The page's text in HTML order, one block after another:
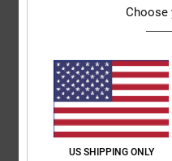
malla técnica de
poliéster con propiedades
Cuello redondo
Cuello acanalado
Diseño de paneles
Etiqueta serigrafiada en
Choose
US SHIPPING ONLY